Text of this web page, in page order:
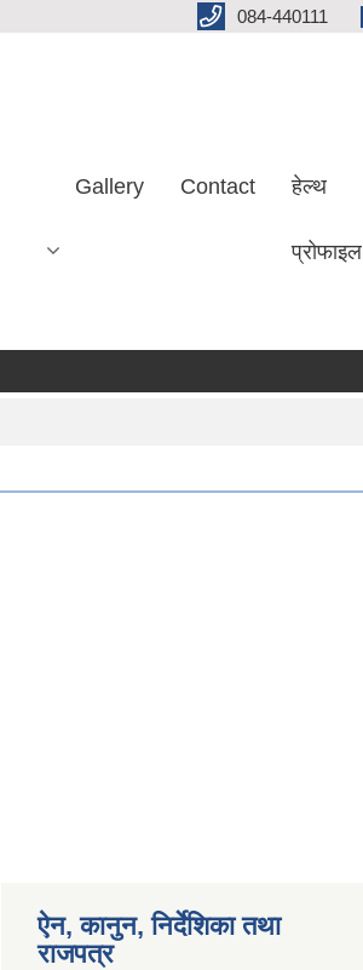
084-440111
Gallery Contact हेल्थ
प्रोफाइल
ऐन, कानुन, निर्देशिका तथा
राजपत्र